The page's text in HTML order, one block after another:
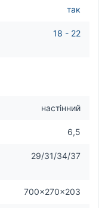
так
18 - 22
настінний
6,5
29/31/34/37
700×270×203